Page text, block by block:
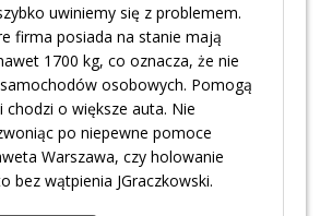
uwiniemy się z problemem.
firma posiada na stanie mają
1700 kg, co oznacza, że nie
osobowych. Pomogą
chodzi o większe auta. Nie
po niepewne pomoce
Warszawa, czy holowanie
bez wątpienia JGraczkowski.